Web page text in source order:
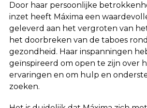
Door haar persoonlijke
inzet heeft Máxima een
geleverd aan het vergroten van
het doorbreken van de taboes
gezondheid. Haar inspanningen
geïnspireerd om open te zijn over
ervaringen en om hulp en
zoeken.